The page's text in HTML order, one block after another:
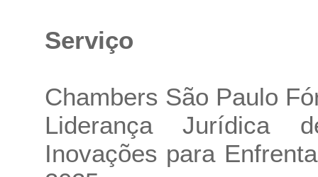
Serviço
Chambers São Paulo
Liderança Jurídica
Inovações para